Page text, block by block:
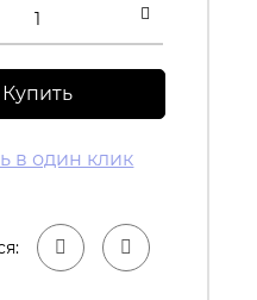
Купить
в один клик